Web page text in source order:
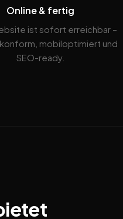
Online & fertig
ist sofort erreichbar –
mobiloptimiert und
SEO-ready.